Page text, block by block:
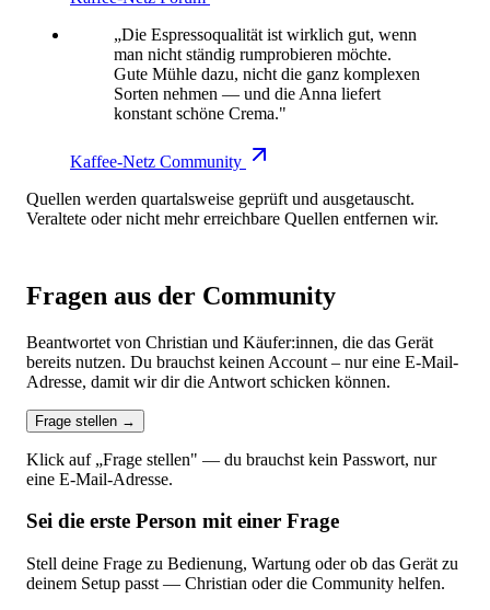
„Die Espressoqualität ist wirklich gut, wenn
man nicht ständig rumprobieren möchte.
Gute Mühle dazu, nicht die ganz komplexen
Sorten nehmen — und die Anna liefert
konstant schöne Crema."
Kaffee-Netz Community
Quellen werden quartalsweise geprüft und ausgetauscht.
Veraltete oder nicht mehr erreichbare Quellen entfernen wir.
Fragen aus der Community
Beantwortet von Christian und Käufer:innen, die das Gerät
bereits nutzen. Du brauchst keinen Account – nur eine E-Mail-
Adresse, damit wir dir die Antwort schicken können.
Frage stellen →
Klick auf „Frage stellen" — du brauchst kein Passwort, nur
eine E-Mail-Adresse.
Sei die erste Person mit einer Frage
Stell deine Frage zu Bedienung, Wartung oder ob das Gerät zu
deinem Setup passt — Christian oder die Community helfen.